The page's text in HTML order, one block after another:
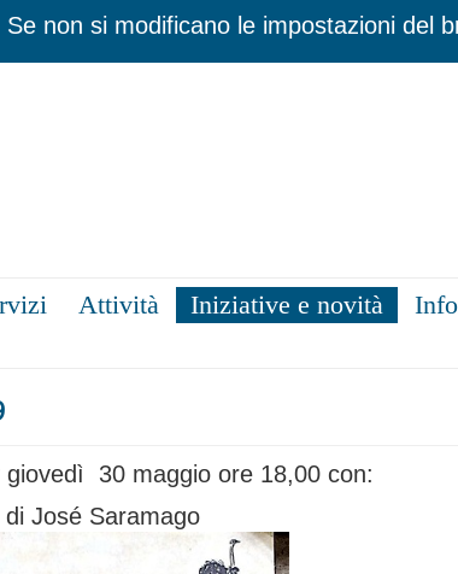
Attività Iniziative e novità
30 maggio ore 18,00 con:
di José Saramago
non si modificano le impostazioni del